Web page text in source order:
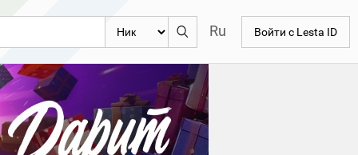
Ru Войти с Lesta ID